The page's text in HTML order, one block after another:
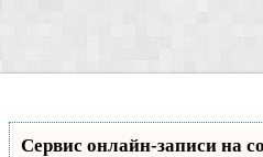
Сервис онлайн-записи на